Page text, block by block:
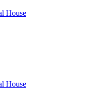
House
House